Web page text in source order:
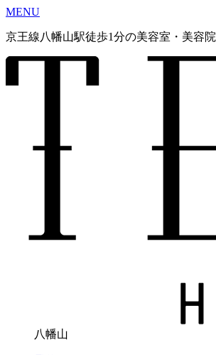
MENU
京王線八幡山駅徒歩1分の美容室・美容院
八幡山